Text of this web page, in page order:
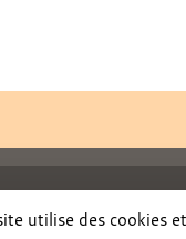
utilise des cookies